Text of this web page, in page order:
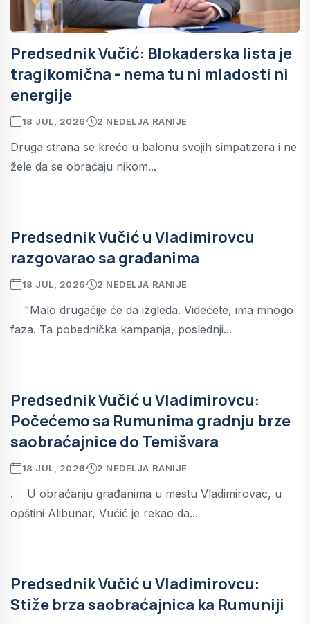
Predsednik Vučić: Blokaderska lista je
tragikomična - nema tu ni mladosti ni
energije
18 JUL, 2026 2 NEDELJA RANIJE
Druga strana se kreće u balonu svojih simpatizera i ne
žele da se obraćaju nikom...
Predsednik Vučić u Vladimirovcu
razgovarao sa građanima
18 JUL, 2026 2 NEDELJA RANIJE
"Malo drugačije će da izgleda. Videćete, ima mnogo
faza. Ta pobednička kampanja, poslednji...
Predsednik Vučić u Vladimirovcu:
Počećemo sa Rumunima gradnju brze
saobraćajnice do Temišvara
18 JUL, 2026 2 NEDELJA RANIJE
. U obraćanju građanima u mestu Vladimirovac, u
opštini Alibunar, Vučić je rekao da...
Predsednik Vučić u Vladimirovcu:
Stiže brza saobraćajnica ka Rumuniji